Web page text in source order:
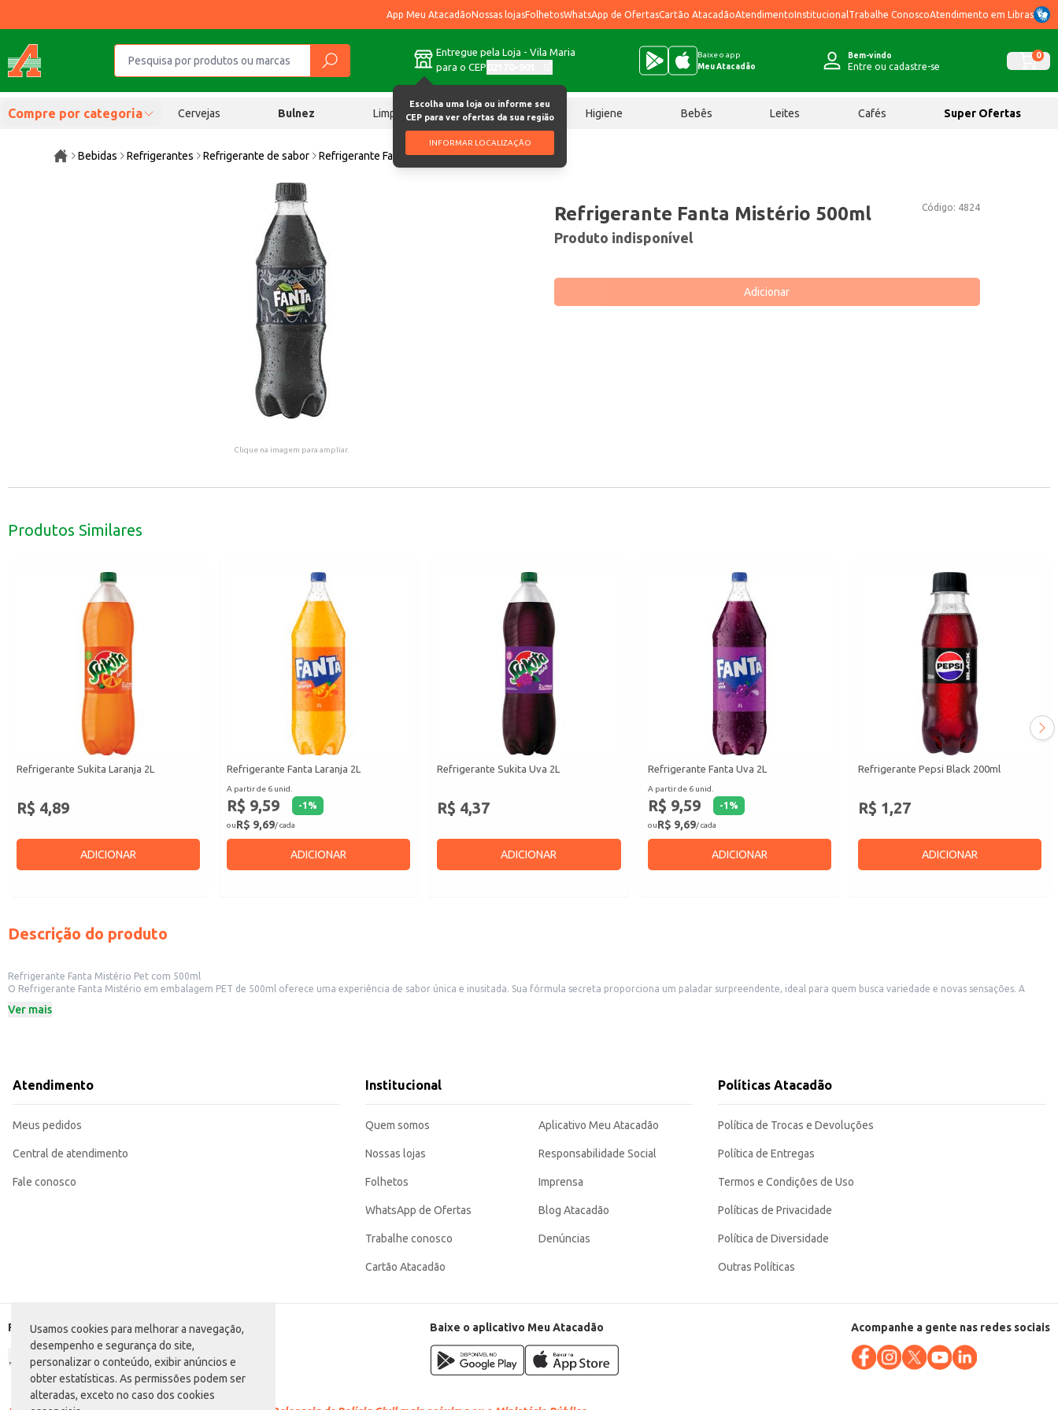
Usamos cookies para melhorar a navegação,
desempenho e segurança do site,
personalizar o conteúdo, exibir anúncios e
obter estatísticas. As permissões podem ser
alteradas, exceto no caso dos cookies
App Meu AtacadãoNossas lojasFolhetosWhatsApp de OfertasCartão AtacadãoAtendimentoInstitucional Trabalhe ConoscoAtendimento em Libras
Entregue pela Loja - Vila Maria
para o CEP
Escolha uma loja ou informe seu
CEP para ver ofertas da sua região
INFORMAR LOCALIZAÇÃO
Baixe o app
Meu Atacadão
Bem-vindo
Entre ou cadastre-se
0
Compre por categoria Cervejas Bulnez Limpeza Chocolates Higiene Bebês Leites Cafés Super Ofertas
Bebidas Refrigerantes Refrigerante de sabor Refrigerante Fanta Mistério 500ml
Clique na imagem para ampliar.
Código: 4824
Refrigerante Fanta Mistério 500ml
Produto indisponível
Adicionar
Produtos Similares
Refrigerante Sukita Laranja 2L
R$ 4,89
ADICIONAR
Refrigerante Fanta Laranja 2L
A partir de 6 unid.
R$ 9,59 -1 %
ouR$ 9,69/ cada
ADICIONAR
Refrigerante Sukita Uva 2L
R$ 4,37
ADICIONAR
Refrigerante Fanta Uva 2L
A partir de 6 unid.
R$ 9,59 -1 %
ouR$ 9,69/ cada
ADICIONAR
Refrigerante Pepsi Black 200ml
R$ 1,27
ADICIONAR
Descrição do produto
Refrigerante Fanta Mistério Pet com 500ml
O Refrigerante Fanta Mistério em embalagem PET de 500ml oferece uma experiência de sabor única e inusitada. Sua fórmula secreta proporciona um paladar surpreendente, ideal para quem busca variedade e novas sensações. A
Dicas de uso:
A praticidade da embalagem PET de 500ml e o sabor inusitado do Fanta Mistério o tornam uma opção atrativa tanto para o consumidor final quanto para o varejo, oferecendo um produto de fácil manuseio e consumo.
Marca: Fanta
Departamento: Bebidas
Conteúdo: 500ml
Ver mais
Atendimento
Meus pedidos
Central de atendimento
Fale conosco
Institucional
Quem somos
Nossas lojas
Folhetos
WhatsApp de Ofertas
Trabalhe conosco
Cartão Atacadão
Aplicativo Meu Atacadão
Responsabilidade Social
Imprensa
Blog Atacadão
Denúncias
Políticas Atacadão
Política de Trocas e Devoluções
Política de Entregas
Termos e Condições de Uso
Políticas de Privacidade
Política de Diversidade
Outras Políticas
Formas de pagamento Baixe o aplicativo Meu Atacadão Acompanhe a gente nas redes sociais